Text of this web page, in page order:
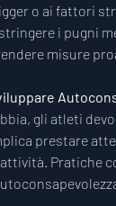
o ai fattori
i pugni
misure
gli atleti
prestare
Pratiche